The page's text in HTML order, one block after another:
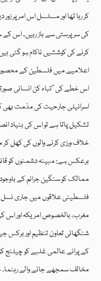
کر رہا تھا اور مسلسل اس امر پر
کی سرپرستی سے باز رہیں۔ اس کے
کرنے کی کوششیں ناکام ہو گئی
اعلامیے میں فلسطین کے محصور
اس خطے کی ’’تباہ کن انسانی
اسرائیلی جارحیت کی مذمت بھی
تشکیل پاتا ہے تو اس کی بنیاد
خلاف ورزی کرنے والوں کی کھل
برعکس ہے: مبینہ دشمنوں کو
ممالک کو سنگین جرائم کے
فلسطینی علاقوں میں جاری
مغرب، بالخصوص امریکہ اور اس
شنگھائی تعاون تنظیم اور برکس
کے پرانے عالمی غلبے کو چیلنج
مخالف سمجھے جانے والے رہنما،